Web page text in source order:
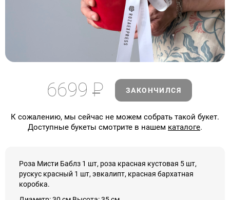
6699Р ЗАКОНЧИЛСЯ
К сожалению, мы сейчас не можем собрать такой букет.
Доступные букеты смотрите в нашем каталоге.
Роза Мисти Баблз 1 шт, роза красная кустовая 5 шт,
рускус красный 1 шт, эвкалипт, красная бархатная
коробка.